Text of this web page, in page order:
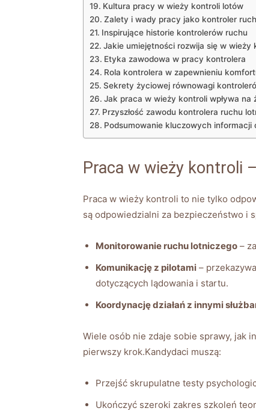
Kultura pracy w wieży kontroli lotów
Zalety i wady pracy jako kontroler
Inspirujące historie kontrolerów ruchu
Jakie umiejętności rozwija się w wieży
Etyka zawodowa w pracy kontrolera
Rola kontrolera w zapewnieniu
Sekrety życiowej równowagi
Jak praca w wieży kontroli wpływa na
Przyszłość zawodu kontrolera ruchu
Podsumowanie kluczowych informacji
Praca w wieży kontroli
Praca w wieży kontroli to nie tylko
są odpowiedzialni za bezpieczeństwo i
Monitorowanie ruchu lotniczego –
Komunikację z pilotami –
dotyczących lądowania i startu.
Koordynację działań z innymi
Wiele osób nie zdaje sobie sprawy, jak
pierwszy krok.Kandydaci muszą:
Przejść skrupulatne testy
Ukończyć szeroki zakres szkoleń